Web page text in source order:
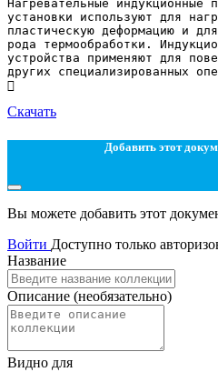
Скачать
Добавить этот
Вы можете добавить этот
Войти Доступно только
Название
Описание (необязательно)
Видно для